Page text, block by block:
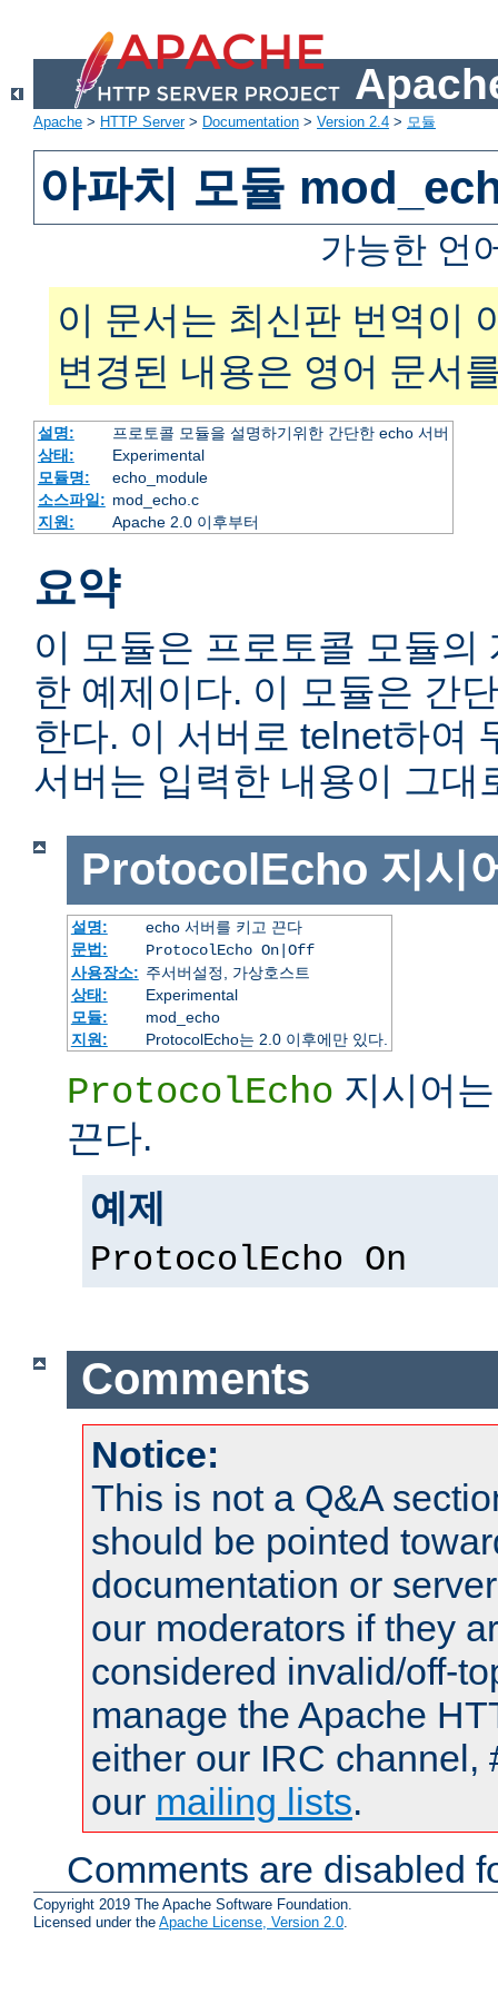
Apache > HTTP Server> Documentation > Version 2.4 > 모듈
아파치 모듈
가능한 언
이 문서는 최신판 번역이
변경된 내용은 영어 문서
설명:
프로토콜 모듈을 설명하기위한 간단한 echo 서버
상태:
Experimental
모듈명:
echo_module
소스파일: mod_echo.c
지원:
Apache 2.0 이후부터
요약
이 모듈은 프로토콜 모듈의
한 예제이다. 이 모듈은 간
한다. 이 서버로 telnet하여
서버는 입력한 내용이 그대
ProtocolEcho 지시
설명:
echo 서버를 키고 끈다
문법:
ProtocolEcho On|Off
사용장소: 주서버설정, 가상호스트
상태:
Experimental
모듈:
mod_echo
지원:
ProtocolEcho는 2.0 이후에만 있다.
ProtocolEcho 지시어
끈다.
예제
ProtocolEcho On
Comments
Notice:
This is not a Q&A
should be pointed
documentation or
our moderators if they
considered invalid/off-
manage the Apache
either our IRC channel,
our mailing lists.
Comments are disabled
Copyright 2019 The Apache Software Foundation.
Licensed under the Apache License, Version 2.0